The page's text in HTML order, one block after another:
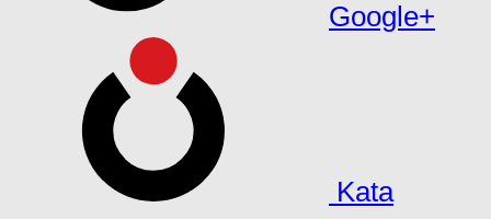
Google+
Kata